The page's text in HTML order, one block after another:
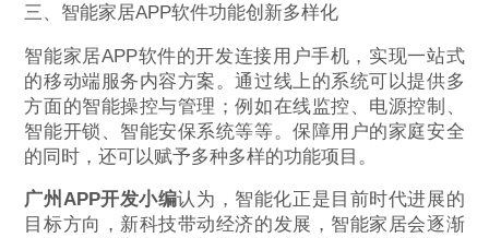
三、智能家居APP软件功能创新多样化
智能家居APP软件的开发连接用户手机，实现一站式
的移动端服务内容方案。通过线上的系统可以提供多
方面的智能操控与管理；例如在线监控、电源控制、
智能开锁、智能安保系统等等。保障用户的家庭安全
的同时，还可以赋予多种多样的功能项目。
广州APP开发小编认为，智能化正是目前时代进展的
目标方向，新科技带动经济的发展，智能家居会逐渐